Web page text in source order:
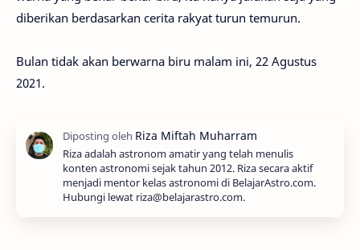
diberikan berdasarkan cerita rakyat turun temurun.
Bulan tidak akan berwarna biru malam ini, 22 Agustus
2021.
Riza adalah astronom amatir yang telah menulis
konten astronomi sejak tahun 2012. Riza secara aktif
menjadi mentor kelas astronomi di BelajarAstro.com.
Hubungi lewat riza@belajarastro.com.